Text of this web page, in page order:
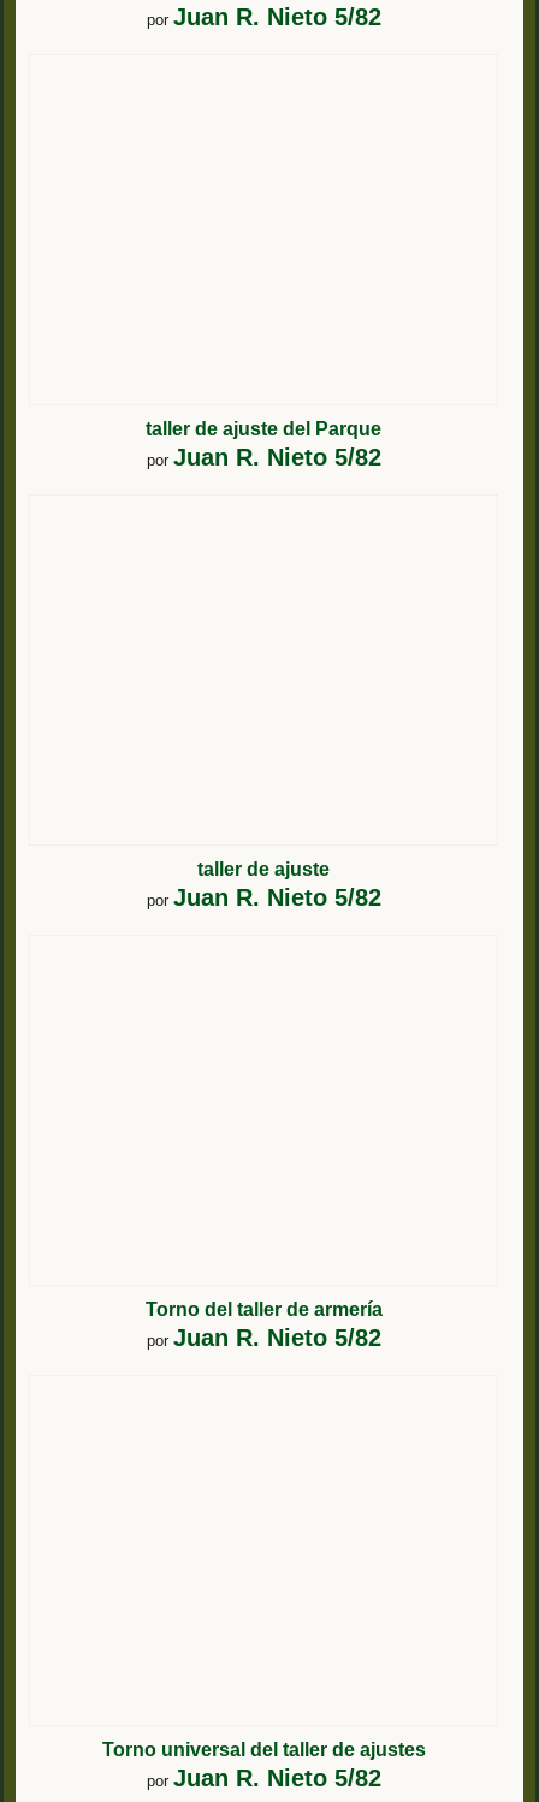
por Juan R. Nieto 5/82
taller de ajuste del Parque
por Juan R. Nieto 5/82
taller de ajuste
por Juan R. Nieto 5/82
Torno del taller de armería
por Juan R. Nieto 5/82
Torno universal del taller de ajustes
por Juan R. Nieto 5/82